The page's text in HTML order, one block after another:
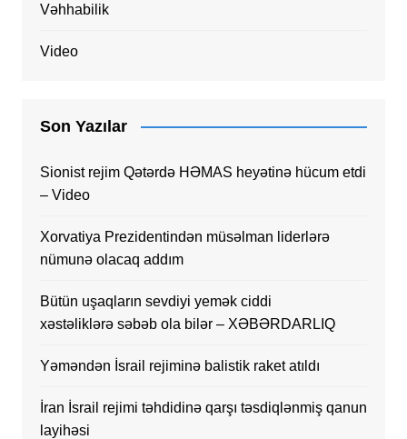
Vəhhabilik
Video
Son Yazılar
Sionist rejim Qətərdə HƏMAS heyətinə hücum etdi
– Video
Xorvatiya Prezidentindən müsəlman liderlərə
nümunə olacaq addım
Bütün uşaqların sevdiyi yemək ciddi
xəstəliklərə səbəb ola bilər – XƏBƏRDARLIQ
Yəməndən İsrail rejiminə balistik raket atıldı
İran İsrail rejimi təhdidinə qarşı təsdiqlənmiş qanun
layihəsi